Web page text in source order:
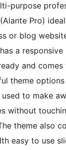
purpose
Pro)
or blog
a responsive
and comes
theme
to make
without
theme also
easy to use